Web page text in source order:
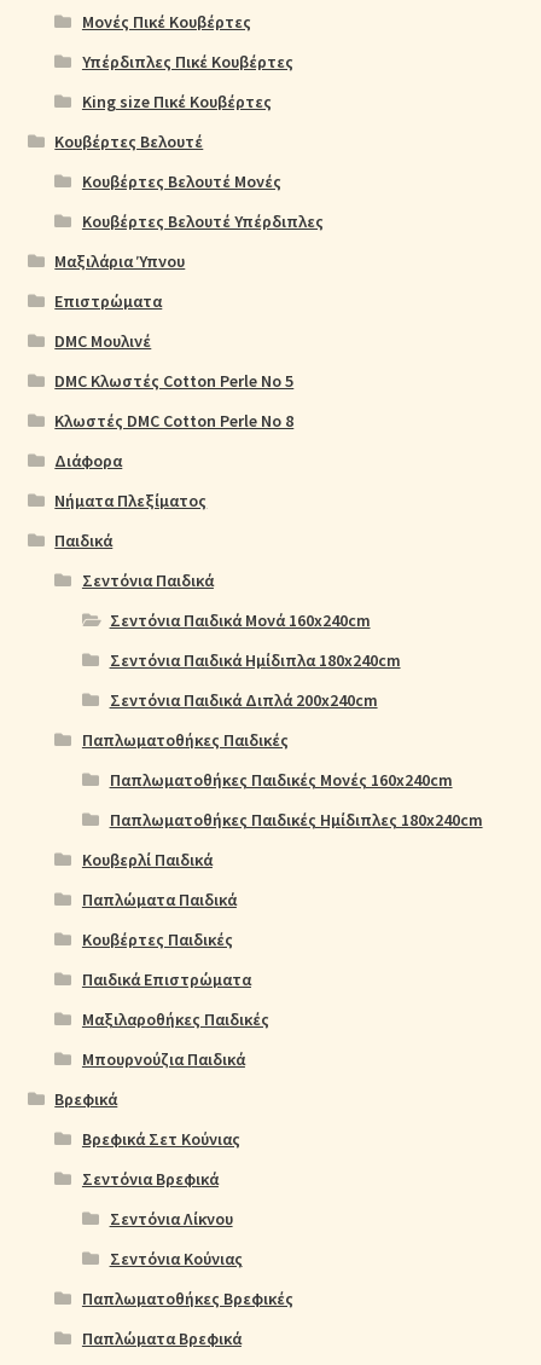
Μονές Πικέ Κουβέρτες
Υπέρδιπλες Πικέ Κουβέρτες
King size Πικέ Κουβέρτες
Κουβέρτες Βελουτέ
Κουβέρτες Βελουτέ Μονές
Κουβέρτες Βελουτέ Υπέρδιπλες
Μαξιλάρια Ύπνου
Επιστρώματα
DMC Μουλινέ
DMC Κλωστές Cotton Perle No 5
Κλωστές DMC Cotton Perle No 8
Διάφορα
Νήματα Πλεξίματος
Παιδικά
Σεντόνια Παιδικά
Σεντόνια Παιδικά Μονά 160x240cm
Σεντόνια Παιδικά Ημίδιπλα 180x240cm
Σεντόνια Παιδικά Διπλά 200x240cm
Παπλωματοθήκες Παιδικές
Παπλωματοθήκες Παιδικές Μονές 160x240cm
Παπλωματοθήκες Παιδικές Ημίδιπλες 180x240cm
Κουβερλί Παιδικά
Παπλώματα Παιδικά
Κουβέρτες Παιδικές
Παιδικά Επιστρώματα
Μαξιλαροθήκες Παιδικές
Μπουρνούζια Παιδικά
Βρεφικά
Βρεφικά Σετ Κούνιας
Σεντόνια Βρεφικά
Σεντόνια Λίκνου
Σεντόνια Κούνιας
Παπλωματοθήκες Βρεφικές
Παπλώματα Βρεφικά